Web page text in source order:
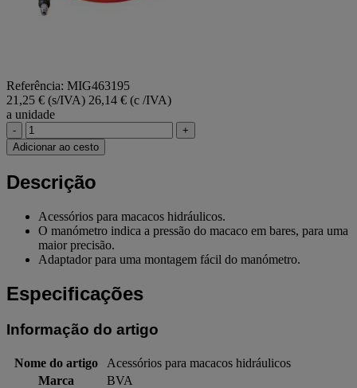
Referência: MIG463195
21,25 € (s/IVA) 26,14 € (c /IVA)
a unidade
-
+
Adicionar ao cesto
Descrição
Acessórios para macacos hidráulicos.
O manómetro indica a pressão do macaco em bares, para uma
maior precisão.
Adaptador para uma montagem fácil do manómetro.
Especificações
Informação do artigo
Nome do artigo
Acessórios para macacos hidráulicos
Marca
BVA